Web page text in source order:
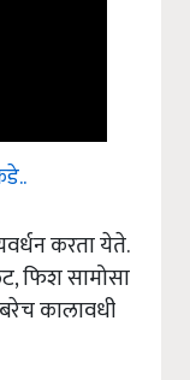
करता येते.
फिश सामोसा
कालावधी